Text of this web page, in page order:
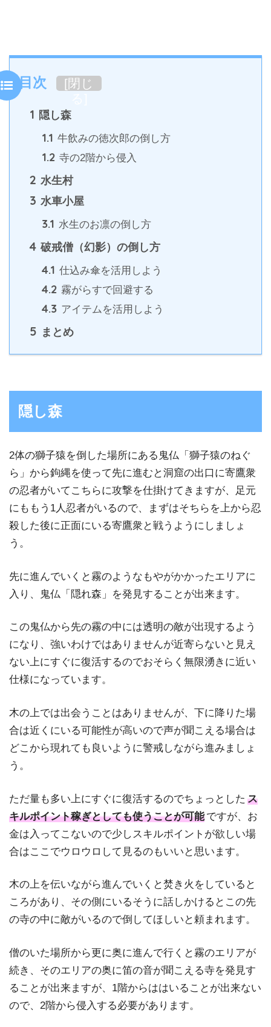
目次 [閉じ
1 隠し森
1.1 牛飲みの徳次郎の倒し方
1.2 寺の2階から侵入
2 水生村
3 水車小屋
3.1 水生のお凛の倒し方
4 破戒僧（幻影）の倒し方
4.1 仕込み傘を活用しよう
4.2 霧がらすで回避する
4.3 アイテムを活用しよう
5 まとめ
隠し森
2体の獅子猿を倒した場所にある鬼仏「獅子猿のねぐ
ら」から鉤縄を使って先に進むと洞窟の出口に寄鷹衆
の忍者がいてこちらに攻撃を仕掛けてきますが、足元
にももう1人忍者がいるので、まずはそちらを上から忍
殺した後に正面にいる寄鷹衆と戦うようにしましょ
う。
先に進んでいくと霧のようなもやがかかったエリアに
入り、鬼仏「隠れ森」を発見することが出来ます。
この鬼仏から先の霧の中には透明の敵が出現するよう
になり、強いわけではありませんが近寄らないと見え
ない上にすぐに復活するのでおそらく無限湧きに近い
仕様になっています。
木の上では出会うことはありませんが、下に降りた場
合は近くにいる可能性が高いので声が聞こえる場合は
どこから現れても良いように警戒しながら進みましょ
う。
ただ量も多い上にすぐに復活するのでちょっとした ス
キルポイント稼ぎとしても使うことが可能 ですが、お
金は入ってこないので少しスキルポイントが欲しい場
合はここでウロウロして見るのもいいと思います。
木の上を伝いながら進んでいくと焚き火をしていると
ころがあり、その側にいるそうに話しかけるとこの先
の寺の中に敵がいるので倒してほしいと頼まれます。
僧のいた場所から更に奥に進んで行くと霧のエリアが
続き、そのエリアの奥に笛の音が聞こえる寺を発見す
ることが出来ますが、1階からははいることが出来ない
ので、2階から侵入する必要があります。